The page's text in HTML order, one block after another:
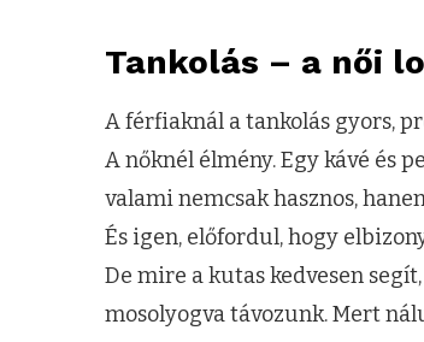
Tankolás – a női
A férfiaknál a tankolás gyors,
A nőknél élmény. Egy kávé és
valami nemcsak hasznos,
És igen, előfordul, hogy
De mire a kutas kedvesen
mosolyogva távozunk. Mert